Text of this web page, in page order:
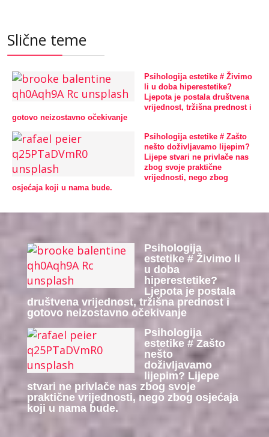
Slične teme
Psihologija estetike # Živimo
li u doba hiperestetike?
Ljepota je postala društvena
vrijednost, tržišna prednost i
gotovo neizostavno očekivanje
Psihologija estetike # Zašto
nešto doživljavamo lijepim?
Lijepe stvari ne privlače nas
zbog svoje praktične
vrijednosti, nego zbog
osjećaja koji u nama bude.
Psihologija
estetike # Živimo li
u doba
hiperestetike?
Ljepota je postala
društvena vrijednost, tržišna prednost i
gotovo neizostavno očekivanje
Psihologija
estetike # Zašto
nešto
doživljavamo
lijepim? Lijepe
stvari ne privlače nas zbog svoje
praktične vrijednosti, nego zbog osjećaja
koji u nama bude.